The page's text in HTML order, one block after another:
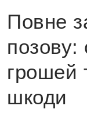
Повне
позову:
грошей
шкоди